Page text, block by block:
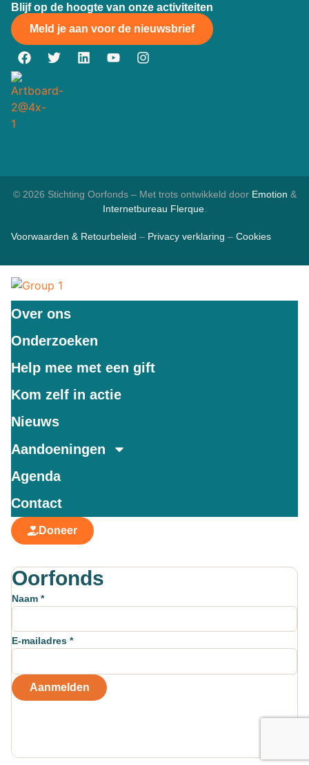
Blijf op de hoogte van onze activiteiten
Meld je aan voor de nieuwsbrief
© 2026 Stichting Oorfonds – Met trots ontwikkeld door Emotion &
Internetbureau Flerque.
Voorwaarden & Retourbeleid – Privacy verklaring – Cookies
Over ons
Onderzoeken
Help mee met een gift
Kom zelf in actie
Nieuws
Aandoeningen
Agenda
Contact
Doneer
Oorfonds
Naam *
E-mailadres *
Aanmelden